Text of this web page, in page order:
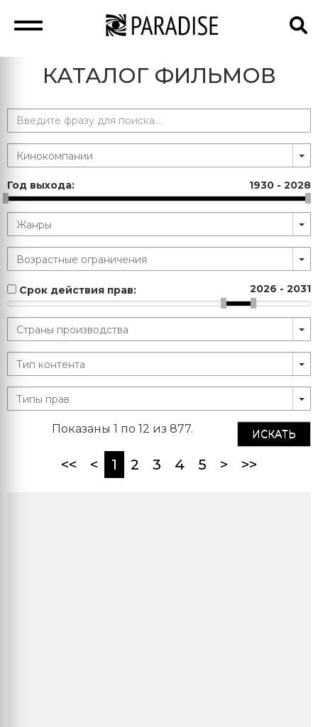
КАТАЛОГ ФИЛЬМОВ
Год выхода: 1930 - 2028
Срок действия прав: 2026 - 2031
ИСКАТЬ
Показаны 1 по 12 из 877.
<< < 1 (current)
2 3 4 5 > >>